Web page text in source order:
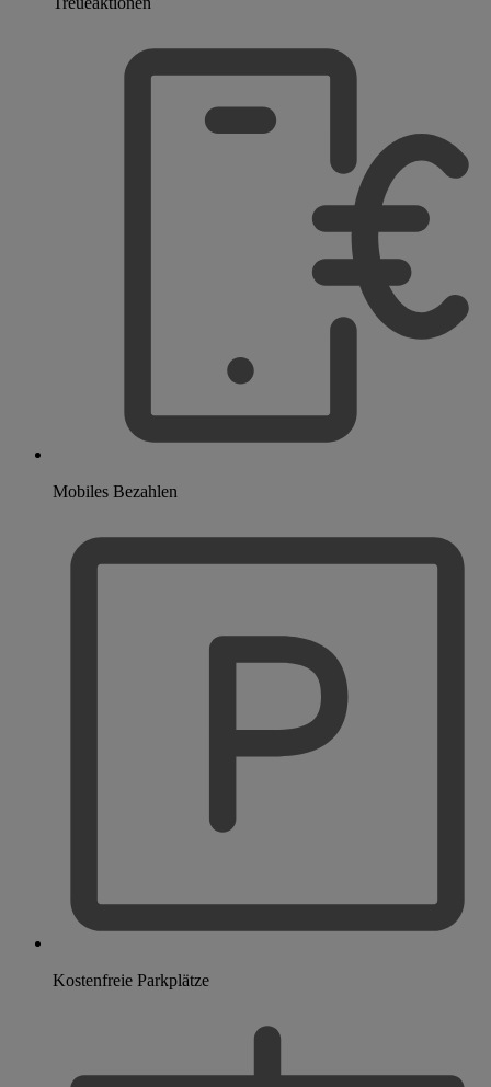
Mobiles Bezahlen
Kostenfreie Parkplätze